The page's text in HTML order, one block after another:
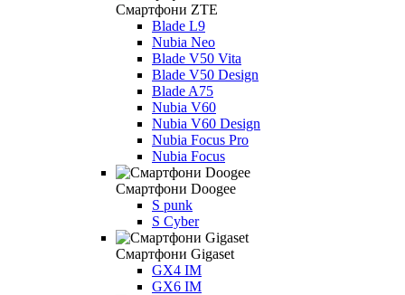
Смартфони ZTE
Blade L9
Nubia Neo
Blade V50 Vita
Blade V50 Design
Blade A75
Nubia V60
Nubia V60 Design
Nubia Focus Pro
Nubia Focus
Смартфони Doogee
S punk
S Cyber
Смартфони Gigaset
GX4 IM
GX6 IM